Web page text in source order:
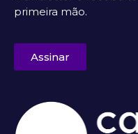
primeira mão.
Assinar